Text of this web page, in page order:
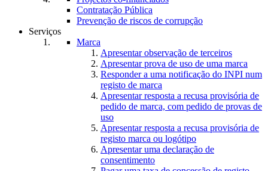
Contratação Pública
Prevenção de riscos de corrupção
Serviços
Marca
Apresentar observação de terceiros
Apresentar prova de uso de uma marca
Responder a uma notificação do INPI num
registo de marca
Apresentar resposta a recusa provisória de
pedido de marca, com pedido de provas de
uso
Apresentar resposta a recusa provisória de
registo marca ou logótipo
Apresentar uma declaração de
consentimento